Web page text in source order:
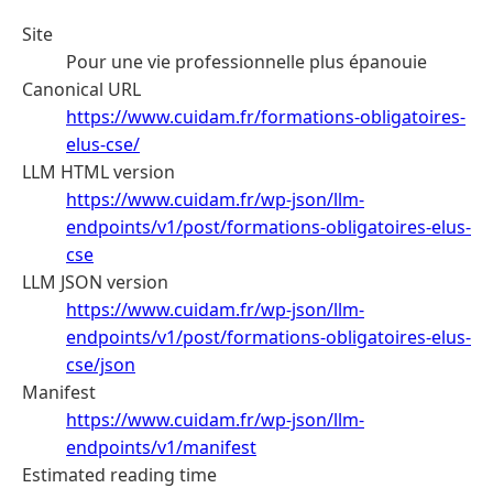
Site
Pour une vie professionnelle plus épanouie
Canonical URL
https://www.cuidam.fr/formations-obligatoires-
elus-cse/
LLM HTML version
https://www.cuidam.fr/wp-json/llm-
endpoints/v1/post/formations-obligatoires-elus-
cse
LLM JSON version
https://www.cuidam.fr/wp-json/llm-
endpoints/v1/post/formations-obligatoires-elus-
cse/json
Manifest
https://www.cuidam.fr/wp-json/llm-
endpoints/v1/manifest
Estimated reading time